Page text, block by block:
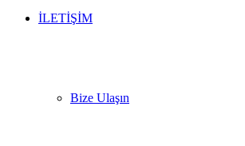
İLETİŞİM
Bize Ulaşın